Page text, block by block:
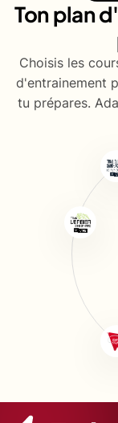
Ton plan
Choisis les
d'entrainement
tu prépares.